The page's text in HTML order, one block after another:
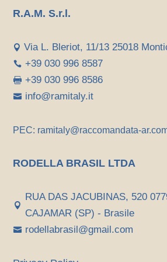
R.A.M. S.r.l.
 Via L. Bleriot, 11/13 25018
 +39 030 996 8587
 +39 030 996 8586
 info@ramitaly.it
PEC: ramitaly@raccomandata-
RODELLA BRASIL LTDA

RUA DAS JACUBINAS, 520
CAJAMAR (SP) - Brasile
 rodellabrasil@gmail.com